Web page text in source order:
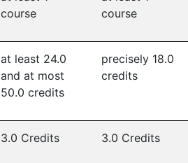
course
course
at least 24.0
and at most
50.0 credits
precisely 18.0
credits
3.0 Credits 3.0 Credits